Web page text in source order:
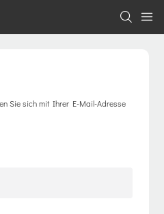
Sie sich mit Ihrer E-Mail-Adresse